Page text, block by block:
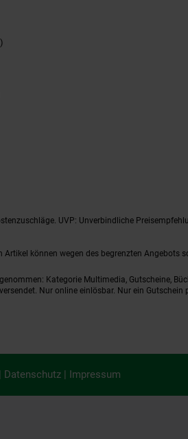
UVP: Unverbindliche
können wegen des begrenzten Angebots
Kategorie Multimedia, Gutscheine,
Nur online einlösbar. Nur ein
| Datenschutz | Impressum